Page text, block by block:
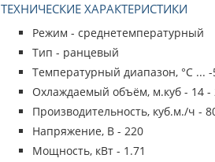
ТЕХНИЧЕСКИЕ ХАРАКТЕРИСТИКИ
Режим - среднетемпературный
Тип - ранцевый
Температурный диапазон, °С ... -
Охлаждаемый объём, м.куб - 14 -
Производительность, куб.м./ч -
Напряжение, В - 220
Мощность, кВт - 1.71